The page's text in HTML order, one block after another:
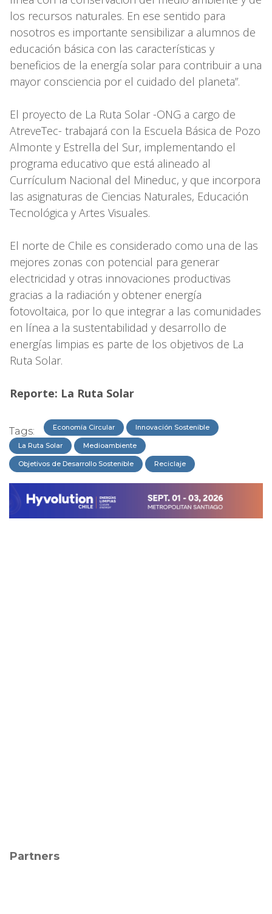
los recursos naturales. En ese sentido para
nosotros es importante sensibilizar a alumnos de
educación básica con las características y
beneficios de la energía solar para contribuir a una
mayor consciencia por el cuidado del planeta”.
El proyecto de La Ruta Solar -ONG a cargo de
AtreveTec- trabajará con la Escuela Básica de Pozo
Almonte y Estrella del Sur, implementando el
programa educativo que está alineado al
Currículum Nacional del Mineduc, y que incorpora
las asignaturas de Ciencias Naturales, Educación
Tecnológica y Artes Visuales.
El norte de Chile es considerado como una de las
mejores zonas con potencial para generar
electricidad y otras innovaciones productivas
gracias a la radiación y obtener energía
fotovoltaica, por lo que integrar a las comunidades
en línea a la sustentabilidad y desarrollo de
energías limpias es parte de los objetivos de La
Ruta Solar.
Reporte: La Ruta Solar
Tags: Economía Circular Innovación Sostenible
La Ruta Solar Medioambiente
Objetivos de Desarrollo Sostenible Reciclaje
Partners